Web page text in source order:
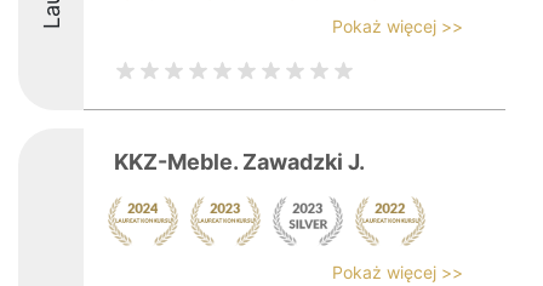
Pokaż więcej >>
KKZ-Meble. Zawadzki J.
Pokaż więcej >>